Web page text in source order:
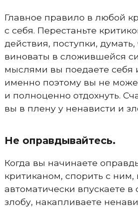
Главное правило в любой
с себя. Перестаньте
действия, поступки, думать,
виноваты в сложившейся
мыслями вы поедаете себя
именно поэтому вы не
и полноценно отдохнуть.
вы в плену у ненависти и
Не оправдывайтесь.
Когда вы начинаете
критиканом, спорить с ним,
автоматически впускаете
злобу, накапливаете